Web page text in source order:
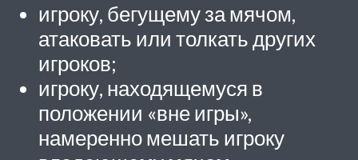
игроку, бегущему за мячом,
атаковать или толкать других
игроков;
игроку, находящемуся в
положении «вне игры»,
намеренно мешать игроку